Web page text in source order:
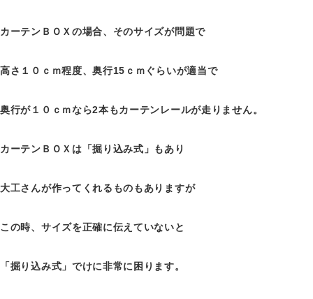
カーテンＢＯＸの場合、そのサイズが問題で
高さ１０ｃｍ程度、奥行15ｃｍぐらいが適当で
奥行が１０ｃｍなら2本もカーテンレールが走りません。
カーテンＢＯＸは「掘り込み式」もあり
大工さんが作ってくれるものもありますが
この時、サイズを正確に伝えていないと
「掘り込み式」でけに非常に困ります。